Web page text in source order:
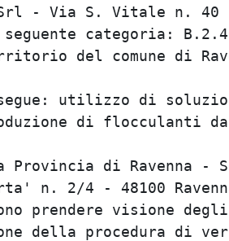
- Via S. Vitale n. 40 -
categoria:
del comune di
utilizzo di
di flocculanti
di Ravenna -
n. 2/4 - 48100
prendere visione
della procedura di